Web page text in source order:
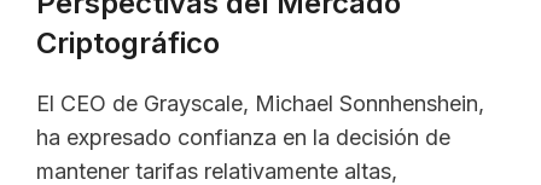
Criptográfico
El CEO de Grayscale, Michael Sonnhenshein,
ha expresado confianza en la decisión de
mantener tarifas relativamente altas,